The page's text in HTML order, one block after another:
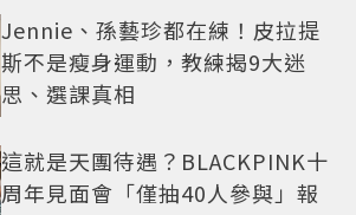
Jennie、孫藝珍都在練！皮拉提
斯不是瘦身運動，教練揭9大迷
思、選課真相
這就是天團待遇？BLACKPINK十
周年見面會「僅抽40人參與」報